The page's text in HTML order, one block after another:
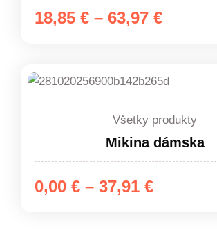
18,85 € – 63,97 €Price
through
63,97 €
Všetky produkty
Mikina dámska
0,00 € – 37,91 €Price